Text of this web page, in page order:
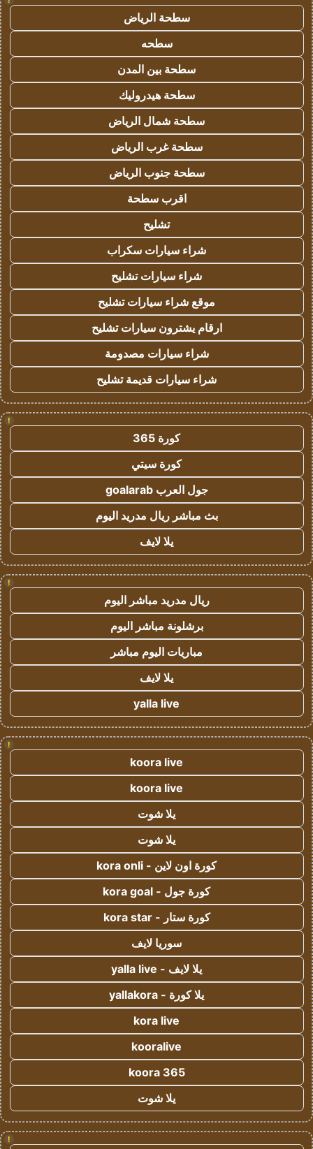
سطحة الرياض
سطحه
سطحة بين المدن
سطحة هيدروليك
سطحة شمال الرياض
سطحة غرب الرياض
سطحة جنوب الرياض
اقرب سطحة
تشليح
شراء سيارات سكراب
شراء سيارات تشليح
موقع شراء سيارات تشليح
ارقام يشترون سيارات تشليح
شراء سيارات مصدومة
شراء سيارات قديمة تشليح
!
كورة 365
كورة سيتي
جول العرب goalarab
بث مباشر ريال مدريد اليوم
يلا لايف
!
ريال مدريد مباشر اليوم
برشلونة مباشر اليوم
مباريات اليوم مباشر
يلا لايف
yalla live
!
koora live
koora live
يلا شوت
يلا شوت
كورة اون لاين - kora onli
كورة جول - kora goal
كورة ستار - kora star
سوريا لايف
يلا لايف - yalla live
يلا كورة - yallakora
kora live
kooralive
koora 365
يلا شوت
!